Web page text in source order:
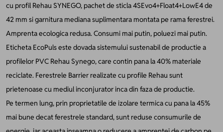
cu profil Rehau SYNEGO, pachet de sticla 4SEvo4+Float4+LowE4 de
42 mm si garnitura mediana suplimentara montata pe rama ferestrei.
Amprenta ecologica redusa. Consumi mai putin, poluezi mai putin.
Eticheta EcoPuls este dovada sistemului sustenabil de productie a
profilelor PVC Rehau Synego, care contin pana la 40% materiale
reciclate. Ferestrele Barrier realizate cu profile Rehau sunt
prietenoase cu mediul inconjurator inca din faza de productie.
Pe termen lung, prin proprietatile de izolare termica cu pana la 45%
mai bune decat ferestrele standard, sunt reduse consumurile de